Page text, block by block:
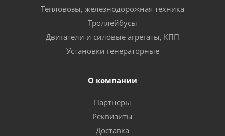
Тепловозы, железнодорожная техника
Троллейбусы
Двигатели и силовые агрегаты, КПП
Установки генераторные
О компании
Партнеры
Реквизиты
Доставка